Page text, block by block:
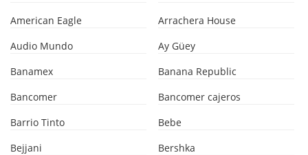
American Eagle
Arrachera House
Audio Mundo
Ay Güey
Banamex
Banana Republic
Bancomer
Bancomer cajeros
Barrio Tinto
Bebe
Bejjani
Bershka